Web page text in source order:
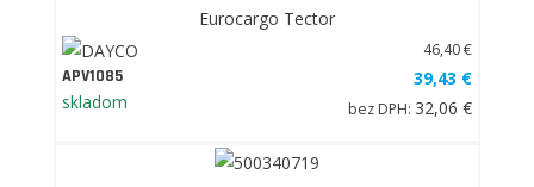
Eurocargo Tector
APV1085
skladom
46,40 €
39,43 €
bez DPH: 32,06 €